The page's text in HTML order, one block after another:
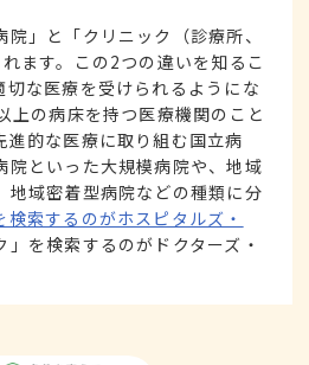
」と「クリニック（診療所、
ます。この2つの違いを知るこ
切な医療を受けられるようにな
上の病床を持つ医療機関のこと
進的な医療に取り組む国立病
院といった大規模病院や、地域
地域密着型病院などの種類に分
検索するのがホスピタルズ・
」を検索するのがドクターズ・